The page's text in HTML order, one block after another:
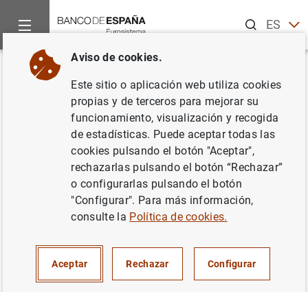
ESEN
Inicio Publicaciones
Volver
Determinants and implications
of low global inflation rates
Autor: Pedro del Río López ,Fructuoso
Borrallo yJuan Carlos Berganza
Aviso de cookies.
Este sitio o aplicación web utiliza cookies
propias y de terceros para mejorar su
funcionamiento, visualización y recogida
de estadísticas. Puede aceptar todas las
cookies pulsando el botón "Aceptar",
rechazarlas pulsando el botón “Rechazar”
o configurarlas pulsando el botón
"Configurar". Para más información,
consulte la Política de cookies.
Aceptar Rechazar Configurar